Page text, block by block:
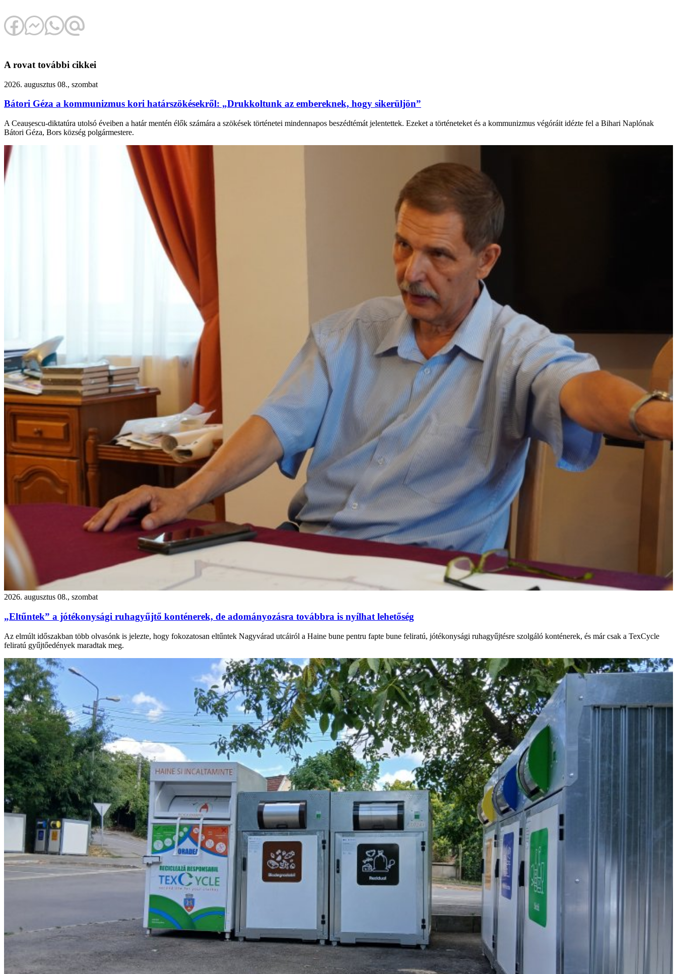
A rovat további cikkei
2026. augusztus 08., szombat
Bátori Géza a kommunizmus kori határszökésekről: „Drukkoltunk az embereknek, hogy sikerüljön”
A Ceaușescu-diktatúra utolsó éveiben a határ mentén élők számára a szökések történetei mindennapos beszédtémát jelentettek. Ezeket a történeteket és a kommunizmus végóráit idézte fel a Bihari Naplónak
Bátori Géza, Bors község polgármestere.
2026. augusztus 08., szombat
„Eltűntek” a jótékonysági ruhagyűjtő konténerek, de adományozásra továbbra is nyílhat lehetőség
Az elmúlt időszakban több olvasónk is jelezte, hogy fokozatosan eltűntek Nagyvárad utcáiról a Haine bune pentru fapte bune feliratú, jótékonysági ruhagyűjtésre szolgáló konténerek, és már csak a TexCycle
feliratú gyűjtőedények maradtak meg.